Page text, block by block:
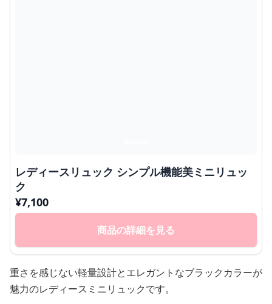
レディースリュック シンプル機能美ミニリュッ
ク
¥7,100
商品の詳細を見る
重さを感じない軽量設計とエレガントなブラックカラーが
魅力のレディースミニリュックです。